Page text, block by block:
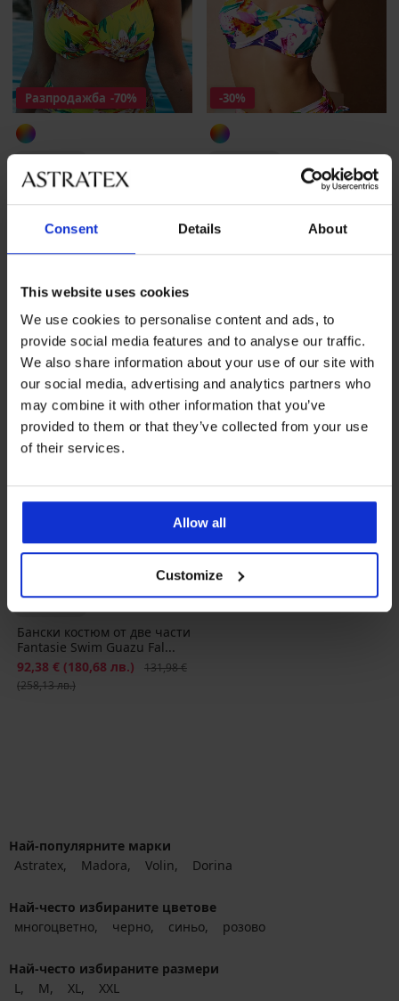
Consent Details About
This website uses cookies
We use cookies to personalise content and ads, to
provide social media features and to analyse our traffic.
We also share information about your use of our site with
our social media, advertising and analytics partners who
may combine it with other information that you’ve
provided to them or that they’ve collected from your use
of their services.
Allow all
Customize
Разпродажба -70%
Горнище на бански костюм
Fantasie Swim Cala Macare...
Намаление
24,60 €(48,11 лв.) Първоначална цена
-30%
Горнище на бански костюм
Fantasie Swim Guazu Falls
Намаление
55,29 € (108,14 лв.)
78,99 €
LIMITED
-30%
Бански костюм от две части
Fantasie Swim Guazu Fal...
Намаление
92,38 € (180,68 лв.) Първоначална цена
131,98 €
(258,13 лв.)
Най-популярните марки
Astratex
Madora Volin Dorina
Най-често избираните цветове
многоцветно
черно синьо розово
Най-често избираните размери
L
M XL XXL